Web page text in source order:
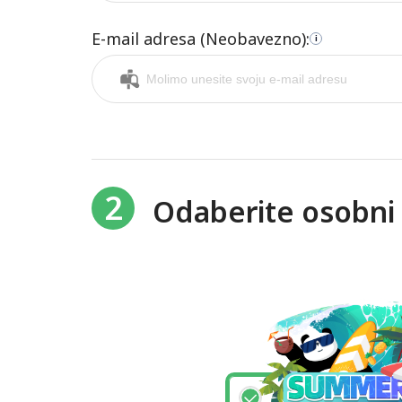
E-mail adresa (Neobavezno): i
2 Odaberite